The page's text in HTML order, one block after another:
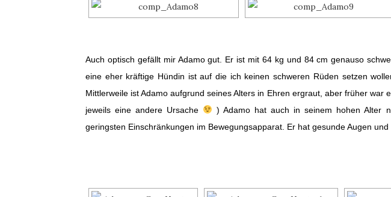
Auch optisch gefällt mir Adamo gut. Er ist mit 64 kg und 84 cm genauso
eine eher kräftige Hündin ist auf die ich keinen schweren Rüden setzen
Mittlerweile ist Adamo aufgrund seines Alters in Ehren ergraut, aber früher
jeweils eine andere Ursache
) Adamo hat auch in seinem hohen Alter
geringsten Einschränkungen im Bewegungsapparat. Er hat gesunde Augen